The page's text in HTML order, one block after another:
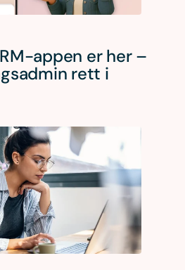
appen er her –
rett i